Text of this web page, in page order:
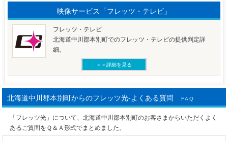
映像サービス「フレッツ・テレビ」
フレッツ・テレビ
北海道中川郡本別町でのフレッツ・テレビの提供判定詳
細。
＞＞詳細を見る
北海道中川郡本別町からのフレッツ光-よくある質問 FAQ
「フレッツ光」について、北海道中川郡本別町のお客さまからいただくよく
あるご質問をＱ＆Ａ形式でまとめました。